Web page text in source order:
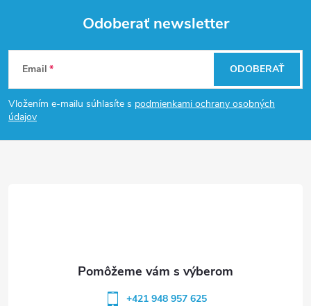
Z
á
p
Odoberať newsletter
Email
Vložením e-mailu súhlasíte s podmienkami ochrany osobných
údajov
ODOBERAŤ
+421 948 957 625